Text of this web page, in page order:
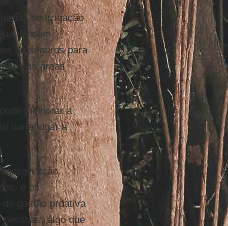
de irrigação
Podem
de seguros para
às áreas
melhorar a
daria lugar a
e os
gestão proativa
algo que